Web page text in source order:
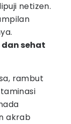
netizen.
sehat
rambut
akrab